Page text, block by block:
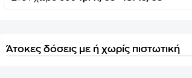
Άτοκες δόσεις με ή χωρίς πιστωτική